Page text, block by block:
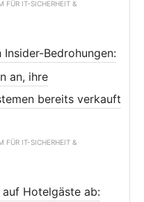
FÜR IT-SICHERHEIT &
Bedrohungen:
an, ihre
bereits verkauft
FÜR IT-SICHERHEIT &
Hotelgäste ab: